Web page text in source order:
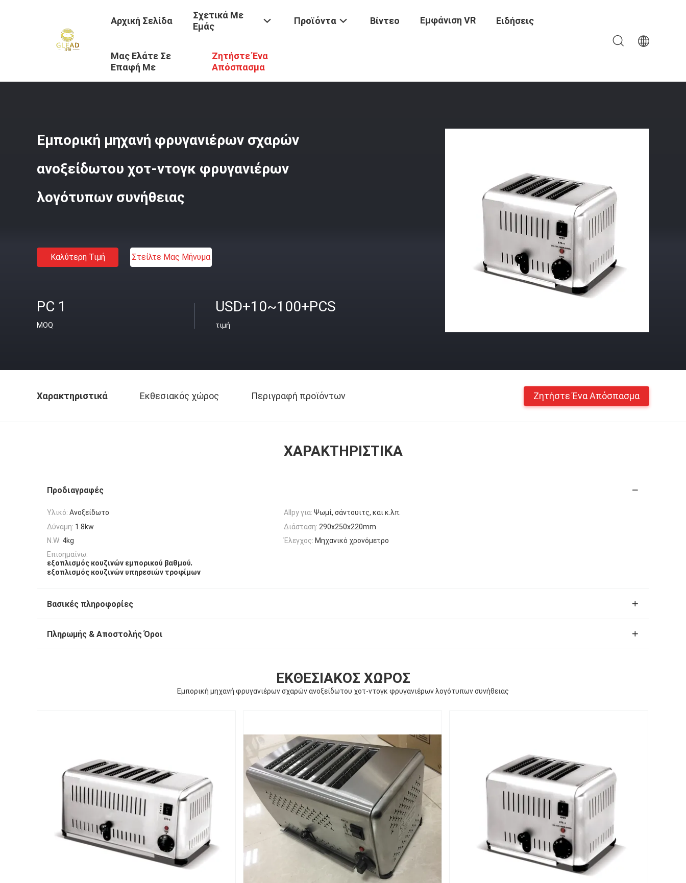
Αρχική Σελίδα
Σχετικά Με
Εμάς
Προϊόντα Βίντεο Εμφάνιση VR Ειδήσεις
Μας Ελάτε Σε
Επαφή Με
Ζητήστε Ένα
Απόσπασμα
Προϊόντα / Εμπορικός Μαγειρεύοντας Εξοπλισμός /
Εμπορική μηχανή φρυγανιέρων σχαρών
ανοξείδωτου χοτ-ντογκ φρυγανιέρων
λογότυπων συνήθειας
Καλύτερη Τιμή Στείλτε Μας Μήνυμα
PC 1
MOQ
USD+10~100+PCS
τιμή
Χαρακτηριστικά Εκθεσιακός χώρος Περιγραφή προϊόντων Ζητήστε Ένα Απόσπασμα
ΧΑΡΑΚΤΗΡΙΣΤΙΚΆ
Προδιαγραφές
Υλικό: Ανοξείδωτο Allpy για: Ψωμί, σάντουιτς, και κ.λπ.
Δύναμη: 1.8kw Διάσταση: 290x250x220mm
N.W: 4kg Έλεγχος: Μηχανικό χρονόμετρο
Επισημαίνω:
εξοπλισμός κουζινών εμπορικού βαθμού,
εξοπλισμός κουζινών υπηρεσιών τροφίμων
Βασικές πληροφορίες
Πληρωμής & Αποστολής Όροι
ΕΚΘΕΣΙΑΚΌΣ ΧΏΡΟΣ
Εμπορική μηχανή φρυγανιέρων σχαρών ανοξείδωτου χοτ-ντογκ φρυγανιέρων λογότυπων συνήθειας